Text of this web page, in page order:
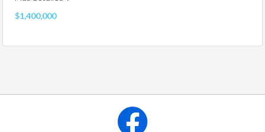
$1,400,000